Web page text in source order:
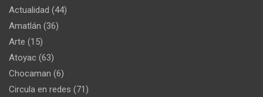
Actualidad (44)
Amatlán (36)
Arte (15)
Atoyac (63)
Chocaman (6)
Circula en redes (71)